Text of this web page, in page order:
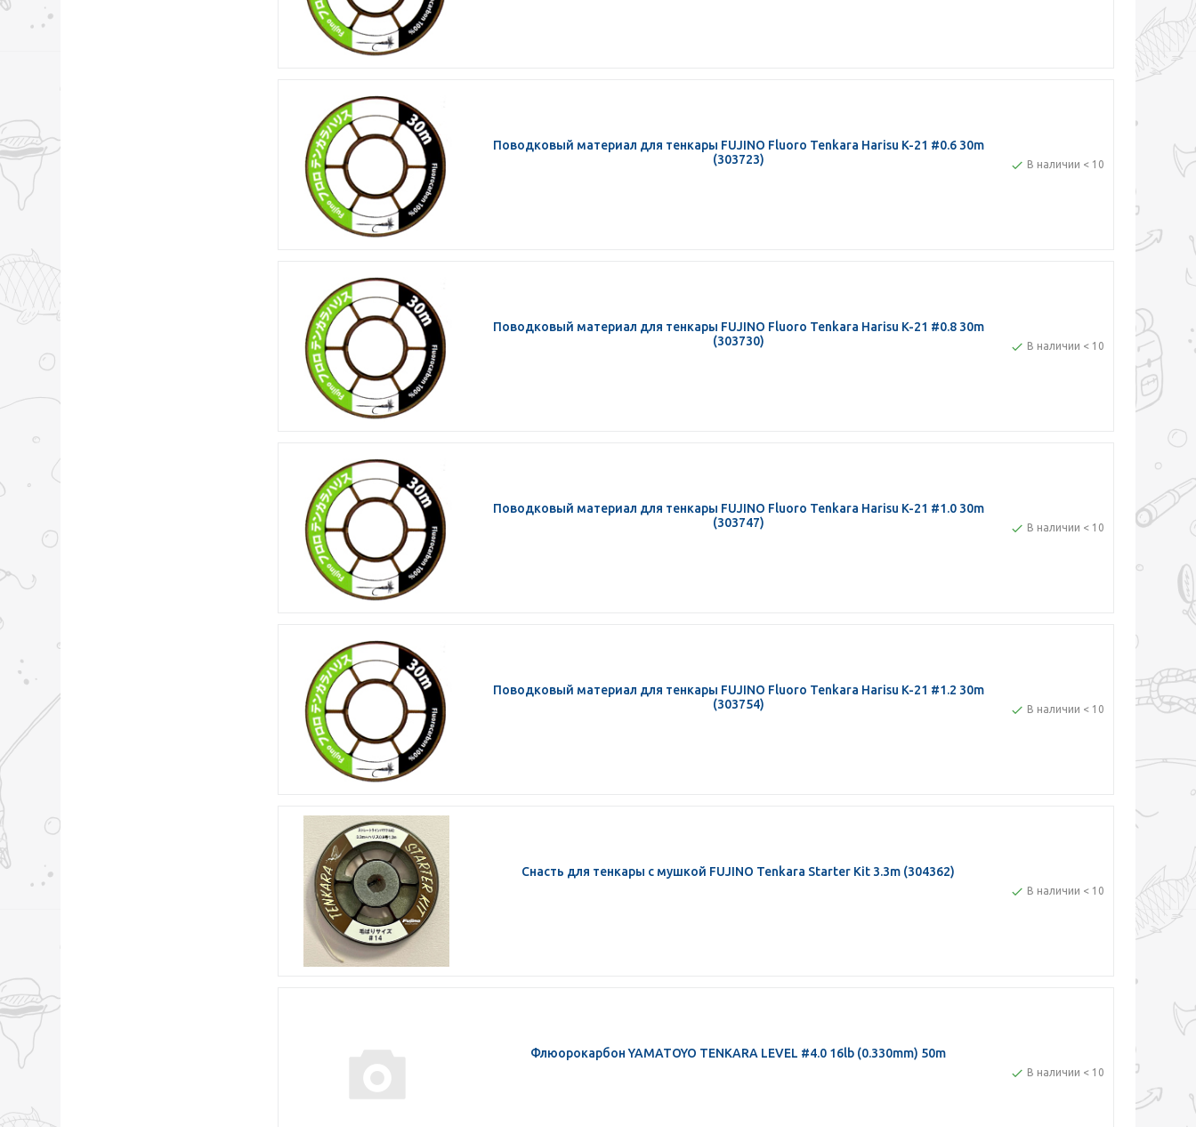
Поводковый материал для тенкары FUJINO Fluoro Tenkara Harisu K-21 #0.6 30m
(303723)
В наличии < 10
Поводковый материал для тенкары FUJINO Fluoro Tenkara Harisu K-21 #0.8 30m
(303730)
В наличии < 10
Поводковый материал для тенкары FUJINO Fluoro Tenkara Harisu K-21 #1.0 30m
(303747)
В наличии < 10
Поводковый материал для тенкары FUJINO Fluoro Tenkara Harisu K-21 #1.2 30m
(303754)
В наличии < 10
Снасть для тенкары с мушкой FUJINO Tenkara Starter Kit 3.3m (304362)
В наличии < 10
Флюорокарбон YAMATOYO TENKARA LEVEL #4.0 16lb (0.330mm) 50m
В наличии < 10